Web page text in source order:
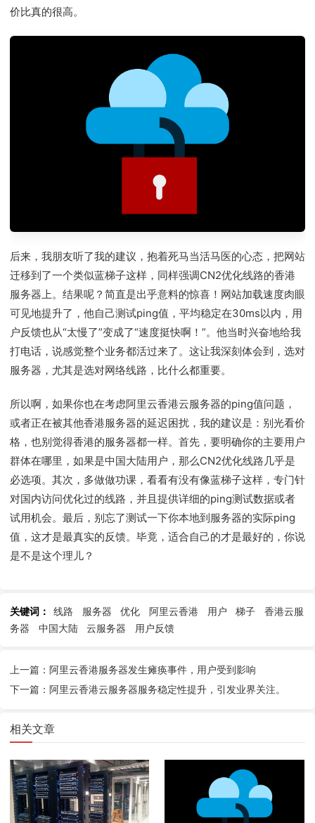
价比真的很高。
后来，我朋友听了我的建议，抱着死马当活马医的心态，把网站
迁移到了一个类似蓝梯子这样，同样强调CN2优化线路的香港
服务器上。结果呢？简直是出乎意料的惊喜！网站加载速度肉眼
可见地提升了，他自己测试ping值，平均稳定在30ms以内，用
户反馈也从“太慢了”变成了“速度挺快啊！”。他当时兴奋地给我
打电话，说感觉整个业务都活过来了。这让我深刻体会到，选对
服务器，尤其是选对网络线路，比什么都重要。
所以啊，如果你也在考虑阿里云香港云服务器的ping值问题，
或者正在被其他香港服务器的延迟困扰，我的建议是：别光看价
格，也别觉得香港的服务器都一样。首先，要明确你的主要用户
群体在哪里，如果是中国大陆用户，那么CN2优化线路几乎是
必选项。其次，多做做功课，看看有没有像蓝梯子这样，专门针
对国内访问优化过的线路，并且提供详细的ping测试数据或者
试用机会。最后，别忘了测试一下你本地到服务器的实际ping
值，这才是最真实的反馈。毕竟，适合自己的才是最好的，你说
是不是这个理儿？
关键词： 线路 服务器 优化 阿里云香港 用户 梯子
香港云服
务器
中国大陆 云服务器 用户反馈
上一篇：阿里云香港服务器发生瘫痪事件，用户受到影响
下一篇：阿里云香港云服务器服务稳定性提升，引发业界关注。
相关文章